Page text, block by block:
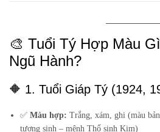
🎨 Tuổi Tý Hợp Màu
Ngũ Hành?
🔶 1. Tuổi Giáp Tý (1924,
✅Màu hợp: Trắng, xám, ghi (màu
tương sinh – mệnh Thổ sinh Kim)